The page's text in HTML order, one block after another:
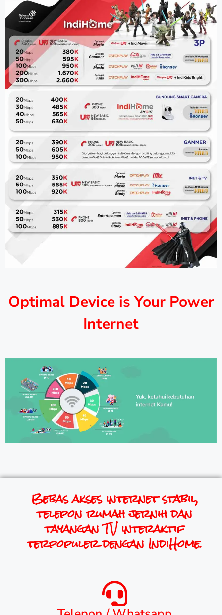
Optimal Device is Your Power
Internet
Bebas akses internet stabil,
telepon rumah jernih dan
tayangan TV interaktif
terpopuler dengan IndiHome.